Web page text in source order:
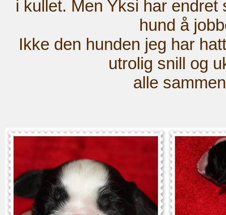
i kullet. Men Yksi har
hund å
Ikke den hunden jeg har
utrolig snill og
alle